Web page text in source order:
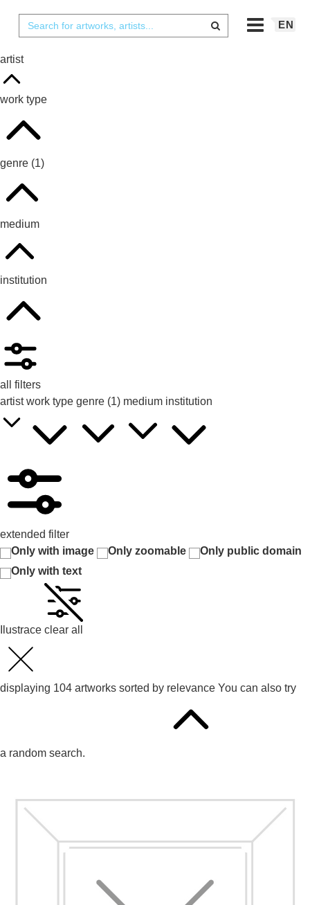
EN
artist
work type
genre (1)
medium
institution
all filters
artist work type genre (1) medium institution
extended filter
Only with image
Only zoomable
Only public domain
Only with text
Ilustrace clear all
displaying 104 artworks sorted by relevance You can also try
a random search.